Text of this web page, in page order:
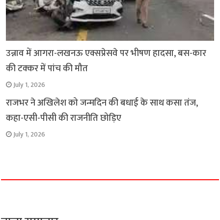
उन्नाव में आगरा-लखनऊ एक्सप्रेसवे पर भीषण हादसा, बस-कार
की टक्कर में पांच की मौत
July 1, 2026
राजभर ने अखिलेश को जन्मदिन की बधाई के साथ कसा तंज,
कहा-एसी-पीसी की राजनीति छोड़िए
July 1, 2026